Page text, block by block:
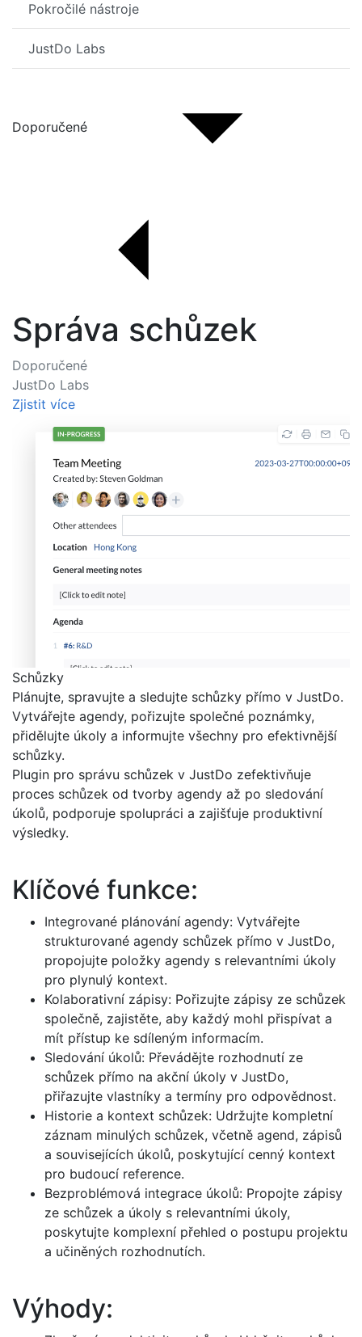
Pokročilé nástroje
JustDo Labs
Doporučené
Správa schůzek
Doporučené
JustDo Labs
Zjistit více
Schůzky
Plánujte, spravujte a sledujte schůzky přímo v JustDo.
Vytvářejte agendy, pořizujte společné poznámky,
přidělujte úkoly a informujte všechny pro efektivnější
schůzky.
Plugin pro správu schůzek v JustDo zefektivňuje
proces schůzek od tvorby agendy až po sledování
úkolů, podporuje spolupráci a zajišťuje produktivní
výsledky.
Klíčové funkce:
Integrované plánování agendy: Vytvářejte
strukturované agendy schůzek přímo v JustDo,
propojujte položky agendy s relevantními úkoly
pro plynulý kontext.
Kolaborativní zápisy: Pořizujte zápisy ze schůzek
společně, zajistěte, aby každý mohl přispívat a
mít přístup ke sdíleným informacím.
Sledování úkolů: Převádějte rozhodnutí ze
schůzek přímo na akční úkoly v JustDo,
přiřazujte vlastníky a termíny pro odpovědnost.
Historie a kontext schůzek: Udržujte kompletní
záznam minulých schůzek, včetně agend, zápisů
a souvisejících úkolů, poskytující cenný kontext
pro budoucí reference.
Bezproblémová integrace úkolů: Propojte zápisy
ze schůzek a úkoly s relevantními úkoly,
poskytujte komplexní přehled o postupu projektu
a učiněných rozhodnutích.
Výhody: